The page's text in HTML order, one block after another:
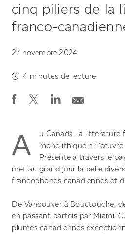
cinq piliers de la
franco-
27 novembre 2024
4 minutes de lecture
A
u Canada, la littérature
monolithique ni l’œuvre
Présente à travers le
met au grand jour la belle
francophones canadiennes et
De Vancouver à Bouctouche,
en passant parfois par Miami,
plumes canadiennes